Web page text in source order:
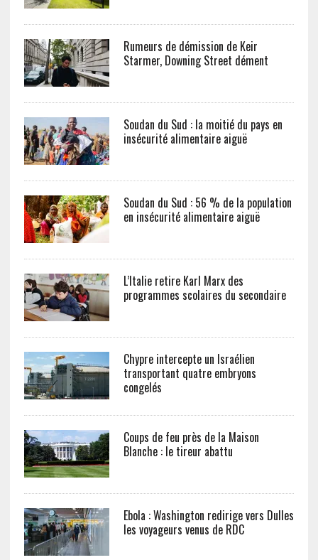
Rumeurs de démission de Keir
Starmer, Downing Street dément
Soudan du Sud : la moitié du pays en
insécurité alimentaire aiguë
Soudan du Sud : 56 % de la population
en insécurité alimentaire aiguë
L’Italie retire Karl Marx des
programmes scolaires du secondaire
Chypre intercepte un Israélien
transportant quatre embryons
congelés
Coups de feu près de la Maison
Blanche : le tireur abattu
Ebola : Washington redirige vers Dulles
les voyageurs venus de RDC